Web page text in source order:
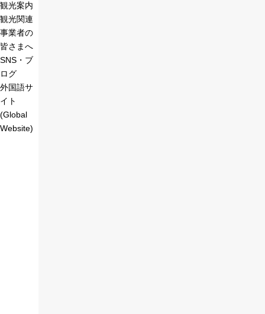
観光案内
観光関連
事業者の
皆さまへ
SNS・ブ
ログ
外国語サ
イト
(Global
Website)